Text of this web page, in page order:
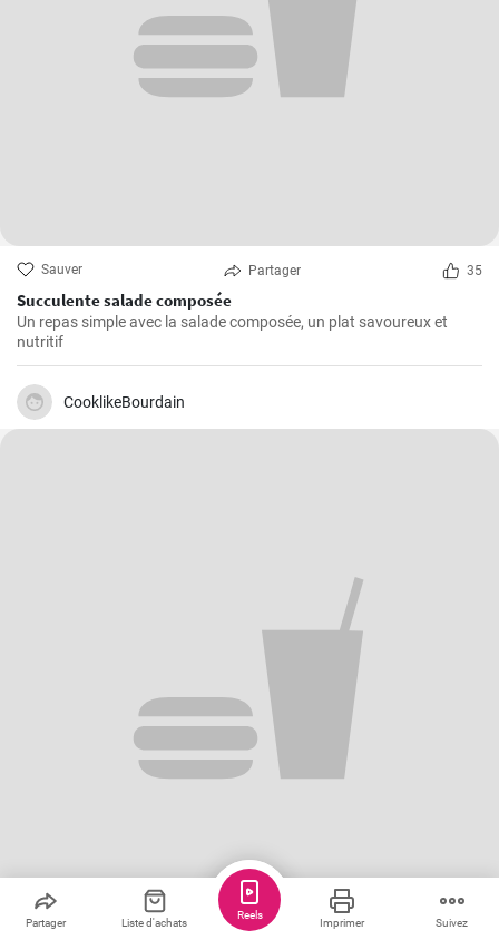
Sauver Partager 35
Succulente salade composée
Un repas simple avec la salade composée, un plat savoureux et
nutritif
CooklikeBourdain
Partager Liste d'achats Imprimer Suivez
Reels